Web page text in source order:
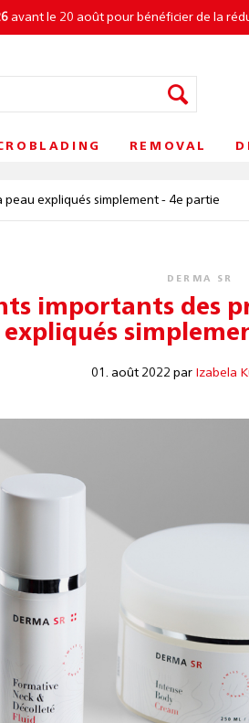
avant le 20 août pour bénéficier de la
REMOVAL
peau expliqués simplement - 4e partie
DERMA SR
importants des
expliqués
01. août 2022 par Izabela